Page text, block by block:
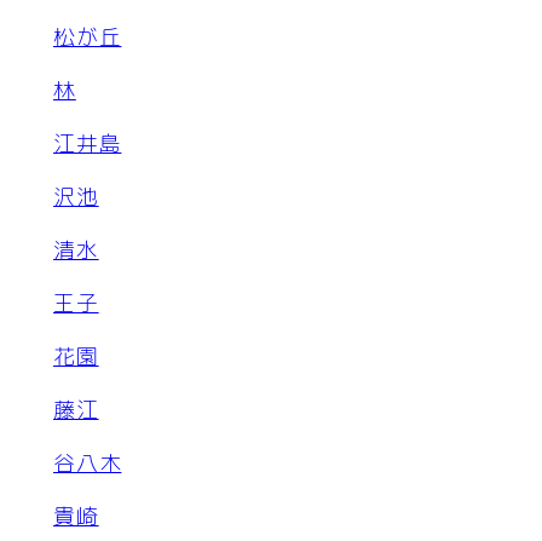
松が丘
林
江井島
沢池
清水
王子
花園
藤江
谷八木
貴崎